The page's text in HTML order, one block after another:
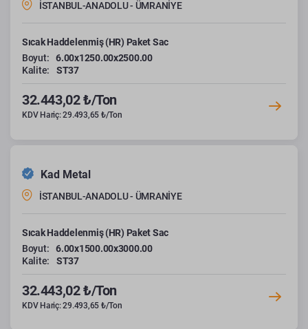
İSTANBUL-ANADOLU - ÜMRANİYE
Sıcak Haddelenmiş (HR) Paket Sac
Boyut:
6.00x1250.00x2500.00
Kalite:
ST37
32.443,02 ₺/Ton
KDV Hariç: 29.493,65 ₺/Ton
Kad Metal
İSTANBUL-ANADOLU - ÜMRANİYE
Sıcak Haddelenmiş (HR) Paket Sac
Boyut:
6.00x1500.00x3000.00
Kalite:
ST37
32.443,02 ₺/Ton
KDV Hariç: 29.493,65 ₺/Ton